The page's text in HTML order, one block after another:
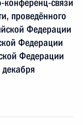
связи
проведённого
Федерации
Федерации
Федерации